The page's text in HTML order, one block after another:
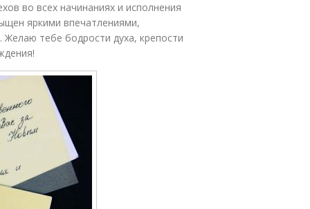
во всех начинаниях и исполнения
яркими впечатлениями,
тебе бодрости духа, крепости